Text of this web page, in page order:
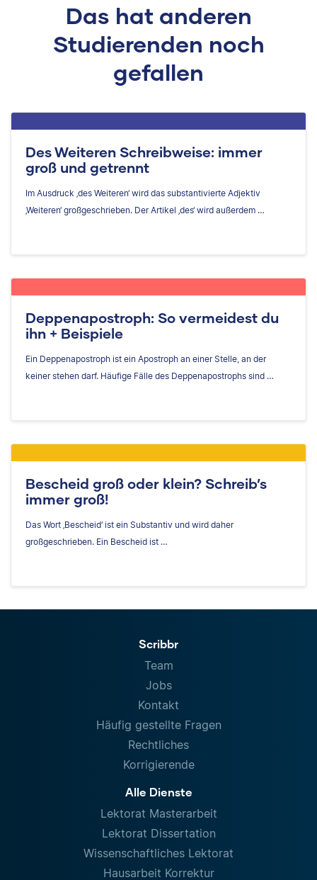
Das hat anderen
Studierenden noch
gefallen
Des Weiteren Schreibweise: immer
groß und getrennt
Im Ausdruck ‚des Weiteren‘ wird das substantivierte Adjektiv
‚Weiteren‘ großgeschrieben. Der Artikel ‚des‘ wird außerdem …
Deppenapostroph: So vermeidest du
ihn + Beispiele
Ein Deppenapostroph ist ein Apostroph an einer Stelle, an der
keiner stehen darf. Häufige Fälle des Deppenapostrophs sind …
Bescheid groß oder klein? Schreib’s
immer groß!
Das Wort ‚Bescheid‘ ist ein Substantiv und wird daher
großgeschrieben. Ein Bescheid ist …
Scribbr
Team
Jobs
Kontakt
Häufig gestellte Fragen
Rechtliches
Korrigierende
Alle Dienste
Lektorat Masterarbeit
Lektorat Dissertation
Wissenschaftliches Lektorat
Hausarbeit Korrektur